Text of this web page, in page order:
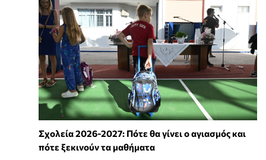
Σχολεία 2026-2027: Πότε θα γίνει ο αγιασμός και
πότε ξεκινούν τα μαθήματα